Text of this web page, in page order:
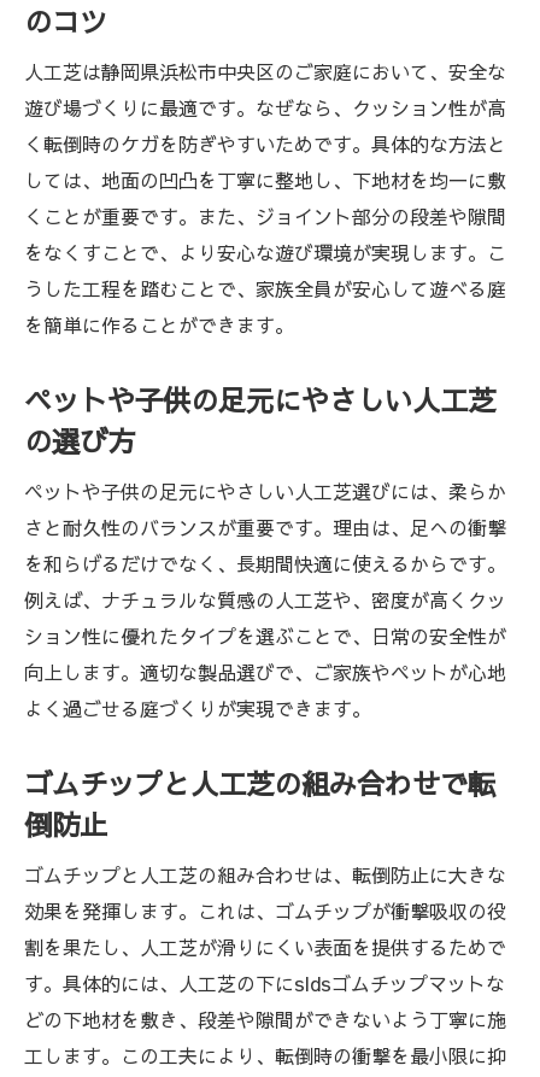
のコツ
人工芝は静岡県浜松市中央区のご家庭において、安全な
遊び場づくりに最適です。なぜなら、クッション性が高
く転倒時のケガを防ぎやすいためです。具体的な方法と
しては、地面の凹凸を丁寧に整地し、下地材を均一に敷
くことが重要です。また、ジョイント部分の段差や隙間
をなくすことで、より安心な遊び環境が実現します。こ
うした工程を踏むことで、家族全員が安心して遊べる庭
を簡単に作ることができます。
ペットや子供の足元にやさしい人工芝
の選び方
ペットや子供の足元にやさしい人工芝選びには、柔らか
さと耐久性のバランスが重要です。理由は、足への衝撃
を和らげるだけでなく、長期間快適に使えるからです。
例えば、ナチュラルな質感の人工芝や、密度が高くクッ
ション性に優れたタイプを選ぶことで、日常の安全性が
向上します。適切な製品選びで、ご家族やペットが心地
よく過ごせる庭づくりが実現できます。
ゴムチップと人工芝の組み合わせで転
倒防止
ゴムチップと人工芝の組み合わせは、転倒防止に大きな
効果を発揮します。これは、ゴムチップが衝撃吸収の役
割を果たし、人工芝が滑りにくい表面を提供するためで
す。具体的には、人工芝の下にsldsゴムチップマットな
どの下地材を敷き、段差や隙間ができないよう丁寧に施
工します。この工夫により、転倒時の衝撃を最小限に抑